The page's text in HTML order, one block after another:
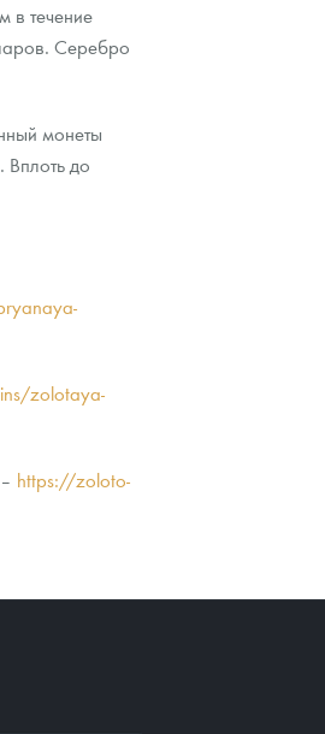
в течение
Серебро
монеты
до
zolotaya-
https://zoloto-